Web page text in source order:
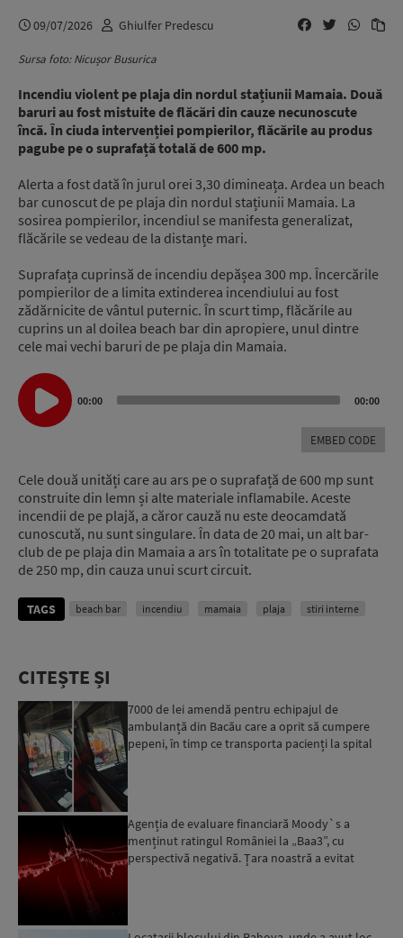
09/07/2026 Ghiulfer Predescu
Sursa foto: Nicușor Busurica
Incendiu violent pe plaja din nordul stațiunii Mamaia. Două
baruri au fost mistuite de flăcări din cauze necunoscute
încă. În ciuda intervenției pompierilor, flăcările au produs
pagube pe o suprafață totală de 600 mp.
Alerta a fost dată în jurul orei 3,30 dimineața. Ardea un beach
bar cunoscut de pe plaja din nordul stațiunii Mamaia. La
sosirea pompierilor, incendiul se manifesta generalizat,
flăcările se vedeau de la distanțe mari.
Suprafața cuprinsă de incendiu depășea 300 mp. Încercările
pompierilor de a limita extinderea incendiului au fost
zădărnicite de vântul puternic. În scurt timp, flăcările au
cuprins un al doilea beach bar din apropiere, unul dintre
cele mai vechi baruri de pe plaja din Mamaia.
Audio
Player
00:00 00:00
EMBED CODE
Cele două unități care au ars pe o suprafață de 600 mp sunt
construite din lemn și alte materiale inflamabile. Aceste
incendii de pe plajă, a căror cauză nu este deocamdată
cunoscută, nu sunt singulare. În data de 20 mai, un alt bar-
club de pe plaja din Mamaia a ars în totalitate pe o suprafata
de 250 mp, din cauza unui scurt circuit.
TAGS beach bar incendiu mamaia plaja stiri interne
CITEȘTE ȘI
7000 de lei amendă pentru echipajul de
ambulanță din Bacău care a oprit să cumpere
pepeni, în timp ce transporta pacienți la spital
Agenția de evaluare financiară Moody`s a
menținut ratingul României la „Baa3”, cu
perspectivă negativă. Țara noastră a evitat